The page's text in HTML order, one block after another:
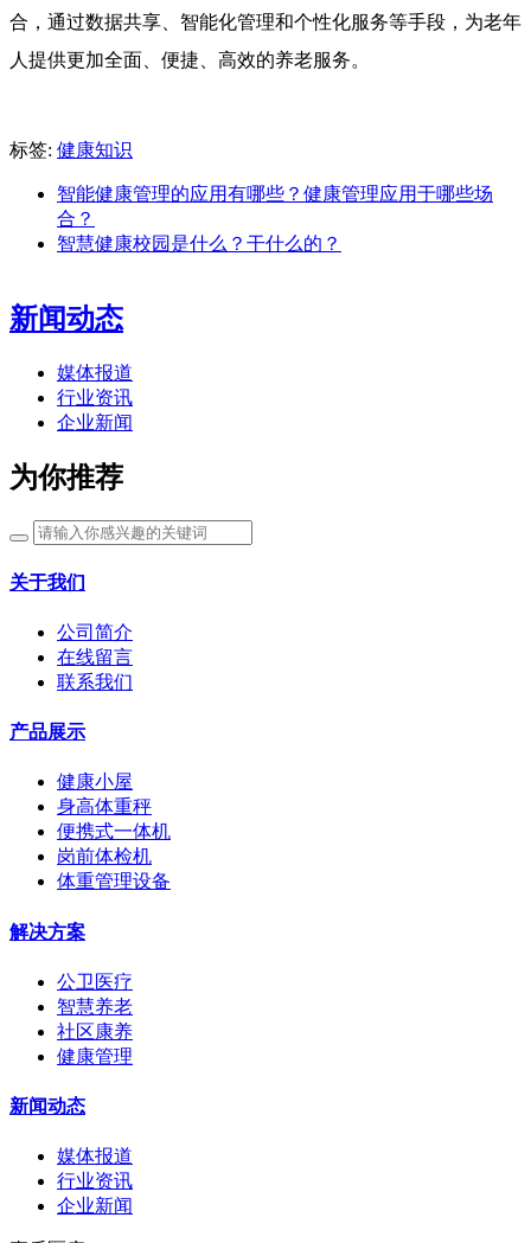
合，通过数据共享、智能化管理和个性化服务等手段，为老年
人提供更加全面、便捷、高效的养老服务。
标签: 健康知识
智能健康管理的应用有哪些？健康管理应用于哪些场
合？
智慧健康校园是什么？干什么的？
新闻动态
媒体报道
行业资讯
企业新闻
为你推荐
关于我们
公司简介
在线留言
联系我们
产品展示
健康小屋
身高体重秤
便携式一体机
岗前体检机
体重管理设备
解决方案
公卫医疗
智慧养老
社区康养
健康管理
新闻动态
媒体报道
行业资讯
企业新闻